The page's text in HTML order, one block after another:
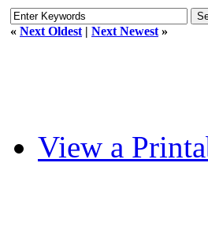
« Next Oldest | Next Newest »
View a